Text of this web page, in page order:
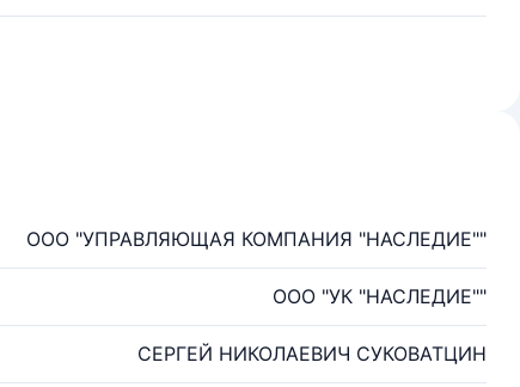
ООО "УПРАВЛЯЮЩАЯ КОМПАНИЯ "НАСЛЕДИЕ""
ООО "УК "НАСЛЕДИЕ""
СЕРГЕЙ НИКОЛАЕВИЧ СУКОВАТЦИН